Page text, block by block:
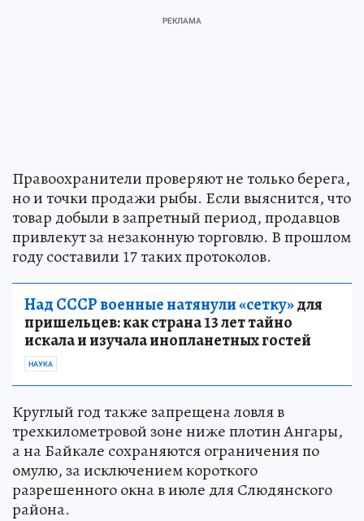
Правоохранители проверяют не только берега,
но и точки продажи рыбы. Если выяснится, что
товар добыли в запретный период, продавцов
привлекут за незаконную торговлю. В прошлом
году составили 17 таких протоколов.
Над СССР военные натянули «сетку»для
пришельцев: как страна 13 лет тайно
искала и изучала инопланетных гостей
НАУКА
Круглый год также запрещена ловля в
трехкилометровой зоне ниже плотин Ангары,
а на Байкале сохраняются ограничения по
омулю, за исключением короткого
разрешенного окна в июле для Слюдянского
района.